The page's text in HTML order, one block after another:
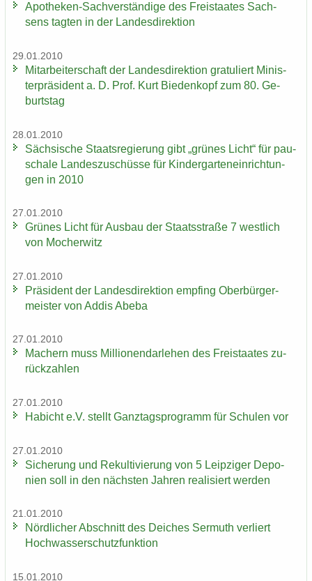
Apotheken-​Sachverständige des Frei­staa­tes Sach­
sens tag­ten in der Lan­des­di­rek­ti­on
29.01.2010
Mit­ar­bei­ter­schaft der Lan­des­di­rek­ti­on gra­tu­liert Mi­nis­
ter­prä­si­dent a. D. Prof. Kurt Bie­den­kopf zum 80. Ge­
burts­tag
28.01.2010
Säch­si­sche Staats­re­gie­rung gibt „grü­nes Licht“ für pau­
scha­le Lan­des­zu­schüs­se für Kin­der­gar­ten­ein­rich­tun­
gen in 2010
27.01.2010
Grü­nes Licht für Aus­bau der Staats­stra­ße 7 west­lich
von Mo­cher­witz
27.01.2010
Prä­si­dent der Lan­des­di­rek­ti­on emp­fing Ober­bür­ger­
meis­ter von Addis Abeba
27.01.2010
Ma­chern muss Mil­lio­nen­dar­le­hen des Frei­staa­tes zu­
rück­zah­len
27.01.2010
Ha­bicht e.V. stellt Ganz­tags­pro­gramm für Schu­len vor
27.01.2010
Si­che­rung und Re­kul­ti­vie­rung von 5 Leip­zi­ger De­po­
nien soll in den nächs­ten Jah­ren rea­li­siert wer­den
21.01.2010
Nörd­li­cher Ab­schnitt des Dei­ches Ser­muth ver­liert
Hoch­was­ser­schutz­funk­ti­on
15.01.2010